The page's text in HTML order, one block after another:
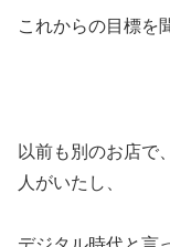
これからの目標を
以前も別のお店で
人がいたし、